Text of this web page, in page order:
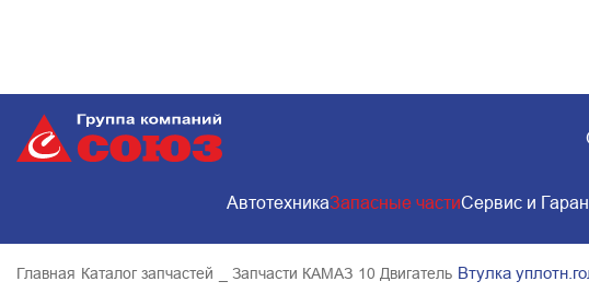
АвтотехникаЗапасные частиСервис и
Главная Каталог запчастей _ Запчасти КАМАЗ 10 Двигатель Втулка